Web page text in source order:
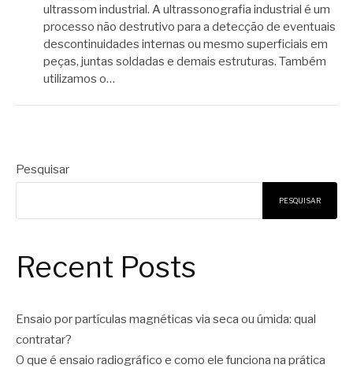
ultrassom industrial. A ultrassonografia industrial é um
processo não destrutivo para a detecção de eventuais
descontinuidades internas ou mesmo superficiais em
peças, juntas soldadas e demais estruturas. Também
utilizamos o…
Pesquisar
PESQUISAR
Recent Posts
Ensaio por partículas magnéticas via seca ou úmida: qual
contratar?
O que é ensaio radiográfico e como ele funciona na prática